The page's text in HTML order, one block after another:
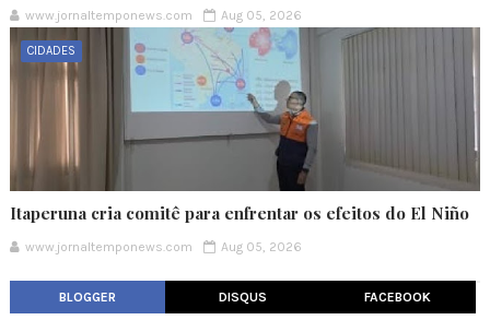
www.jornaltemponews.com Aug 05, 2026
CIDADES
Itaperuna cria comitê para enfrentar os efeitos do El Niño
www.jornaltemponews.com Aug 05, 2026
BLOGGER DISQUS FACEBOOK